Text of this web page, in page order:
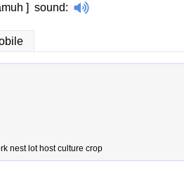
] sound:
nest lot host culture crop